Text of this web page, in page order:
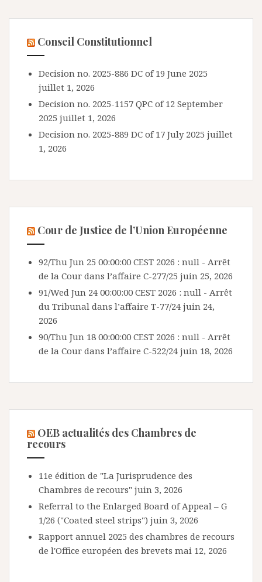
Conseil Constitutionnel
Decision no. 2025-886 DC of 19 June 2025
juillet 1, 2026
Decision no. 2025-1157 QPC of 12 September
2025 juillet 1, 2026
Decision no. 2025-889 DC of 17 July 2025 juillet
1, 2026
Cour de Justice de l’Union Européenne
92/Thu Jun 25 00:00:00 CEST 2026 : null - Arrêt
de la Cour dans l’affaire C-277/25 juin 25, 2026
91/Wed Jun 24 00:00:00 CEST 2026 : null - Arrêt
du Tribunal dans l’affaire T-77/24 juin 24,
2026
90/Thu Jun 18 00:00:00 CEST 2026 : null - Arrêt
de la Cour dans l’affaire C-522/24 juin 18, 2026
OEB actualités des Chambres de
recours
11e édition de "La Jurisprudence des
Chambres de recours" juin 3, 2026
Referral to the Enlarged Board of Appeal – G
1/26 ("Coated steel strips") juin 3, 2026
Rapport annuel 2025 des chambres de recours
de l'Office européen des brevets mai 12, 2026